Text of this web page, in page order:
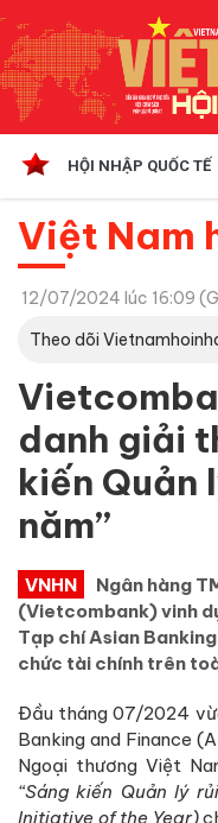
HỘI NHẬP QUỐC TẾ
Việt Nam
12/07/2024 lúc 16:09
Theo dõi
danh giải
kiến Quản
năm”
VNHN
Ngân hàng
(Vietcombank) vinh
Tạp chí Asian
chức tài chính trên
Đầu tháng 07/2024
Banking and Finance
Ngoại thương Việt
“Sáng kiến Quản lý
Initiative of the Year)